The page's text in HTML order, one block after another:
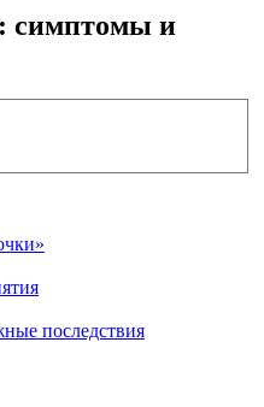
симптомы и
последствия